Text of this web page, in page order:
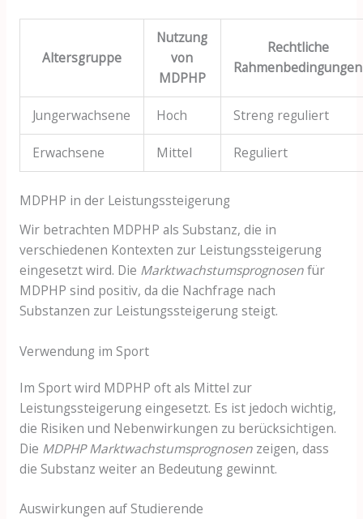
Altersgruppe
Nutzung
von
MDPHP
Rechtliche
Rahmenbedingungen
Jungerwachsene Hoch Streng reguliert
Erwachsene Mittel Reguliert
MDPHP in der Leistungssteigerung
Wir betrachten MDPHP als Substanz, die in
verschiedenen Kontexten zur Leistungssteigerung
eingesetzt wird. Die Marktwachstumsprognosenfür
MDPHP sind positiv, da die Nachfrage nach
Substanzen zur Leistungssteigerung steigt.
Verwendung im Sport
Im Sport wird MDPHP oft als Mittel zur
Leistungssteigerung eingesetzt. Es ist jedoch wichtig,
die Risiken und Nebenwirkungen zu berücksichtigen.
Die MDPHP Marktwachstumsprognosenzeigen, dass
die Substanz weiter an Bedeutung gewinnt.
Auswirkungen auf Studierende